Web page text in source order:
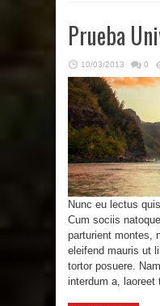
Prueba
10/03/2013 0
Nunc eu lectus
Cum sociis
parturient montes,
eleifend mauris ut
tortor posuere.
interdum a,